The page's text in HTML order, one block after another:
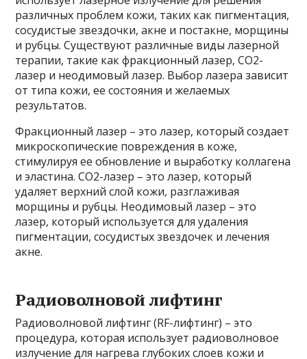
различных проблем кожи, таких как пигментация,
сосудистые звездочки, акне и постакне, морщины
и рубцы. Существуют различные виды лазерной
терапии, такие как фракционный лазер, CO2-
лазер и неодимовый лазер. Выбор лазера зависит
от типа кожи, ее состояния и желаемых
результатов.
Фракционный лазер – это лазер, который создает
микроскопические повреждения в коже,
стимулируя ее обновление и выработку коллагена
и эластина. CO2-лазер – это лазер, который
удаляет верхний слой кожи, разглаживая
морщины и рубцы. Неодимовый лазер – это
лазер, который используется для удаления
пигментации, сосудистых звездочек и лечения
акне.
Радиоволновой лифтинг
Радиоволновой лифтинг (RF-лифтинг) – это
процедура, которая использует радиоволновое
излучение для нагрева глубоких слоев кожи и